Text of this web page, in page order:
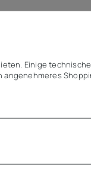
Einige